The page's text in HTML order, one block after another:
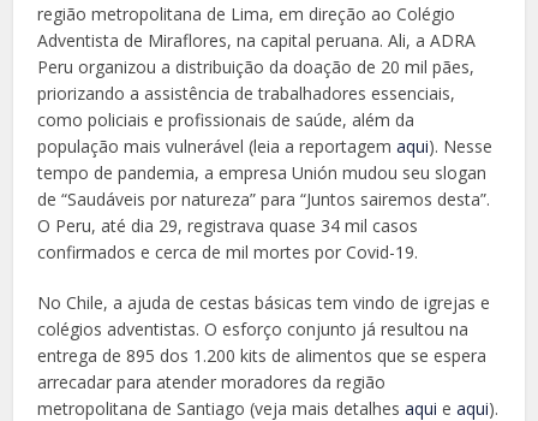
região metropolitana de Lima, em direção ao Colégio
Adventista de Miraflores, na capital peruana. Ali, a ADRA
Peru organizou a distribuição da doação de 20 mil pães,
priorizando a assistência de trabalhadores essenciais,
como policiais e profissionais de saúde, além da
população mais vulnerável (leia a reportagemaqui). Nesse
tempo de pandemia, a empresa Unión mudou seu slogan
de “Saudáveis por natureza” para “Juntos sairemos desta”.
O Peru, até dia 29, registrava quase 34 mil casos
confirmados e cerca de mil mortes por Covid-19.
No Chile, a ajuda de cestas básicas tem vindo de igrejas e
colégios adventistas. O esforço conjunto já resultou na
entrega de 895 dos 1.200 kits de alimentos que se espera
arrecadar para atender moradores da região
metropolitana de Santiago (veja mais detalhesaqui eaqui).